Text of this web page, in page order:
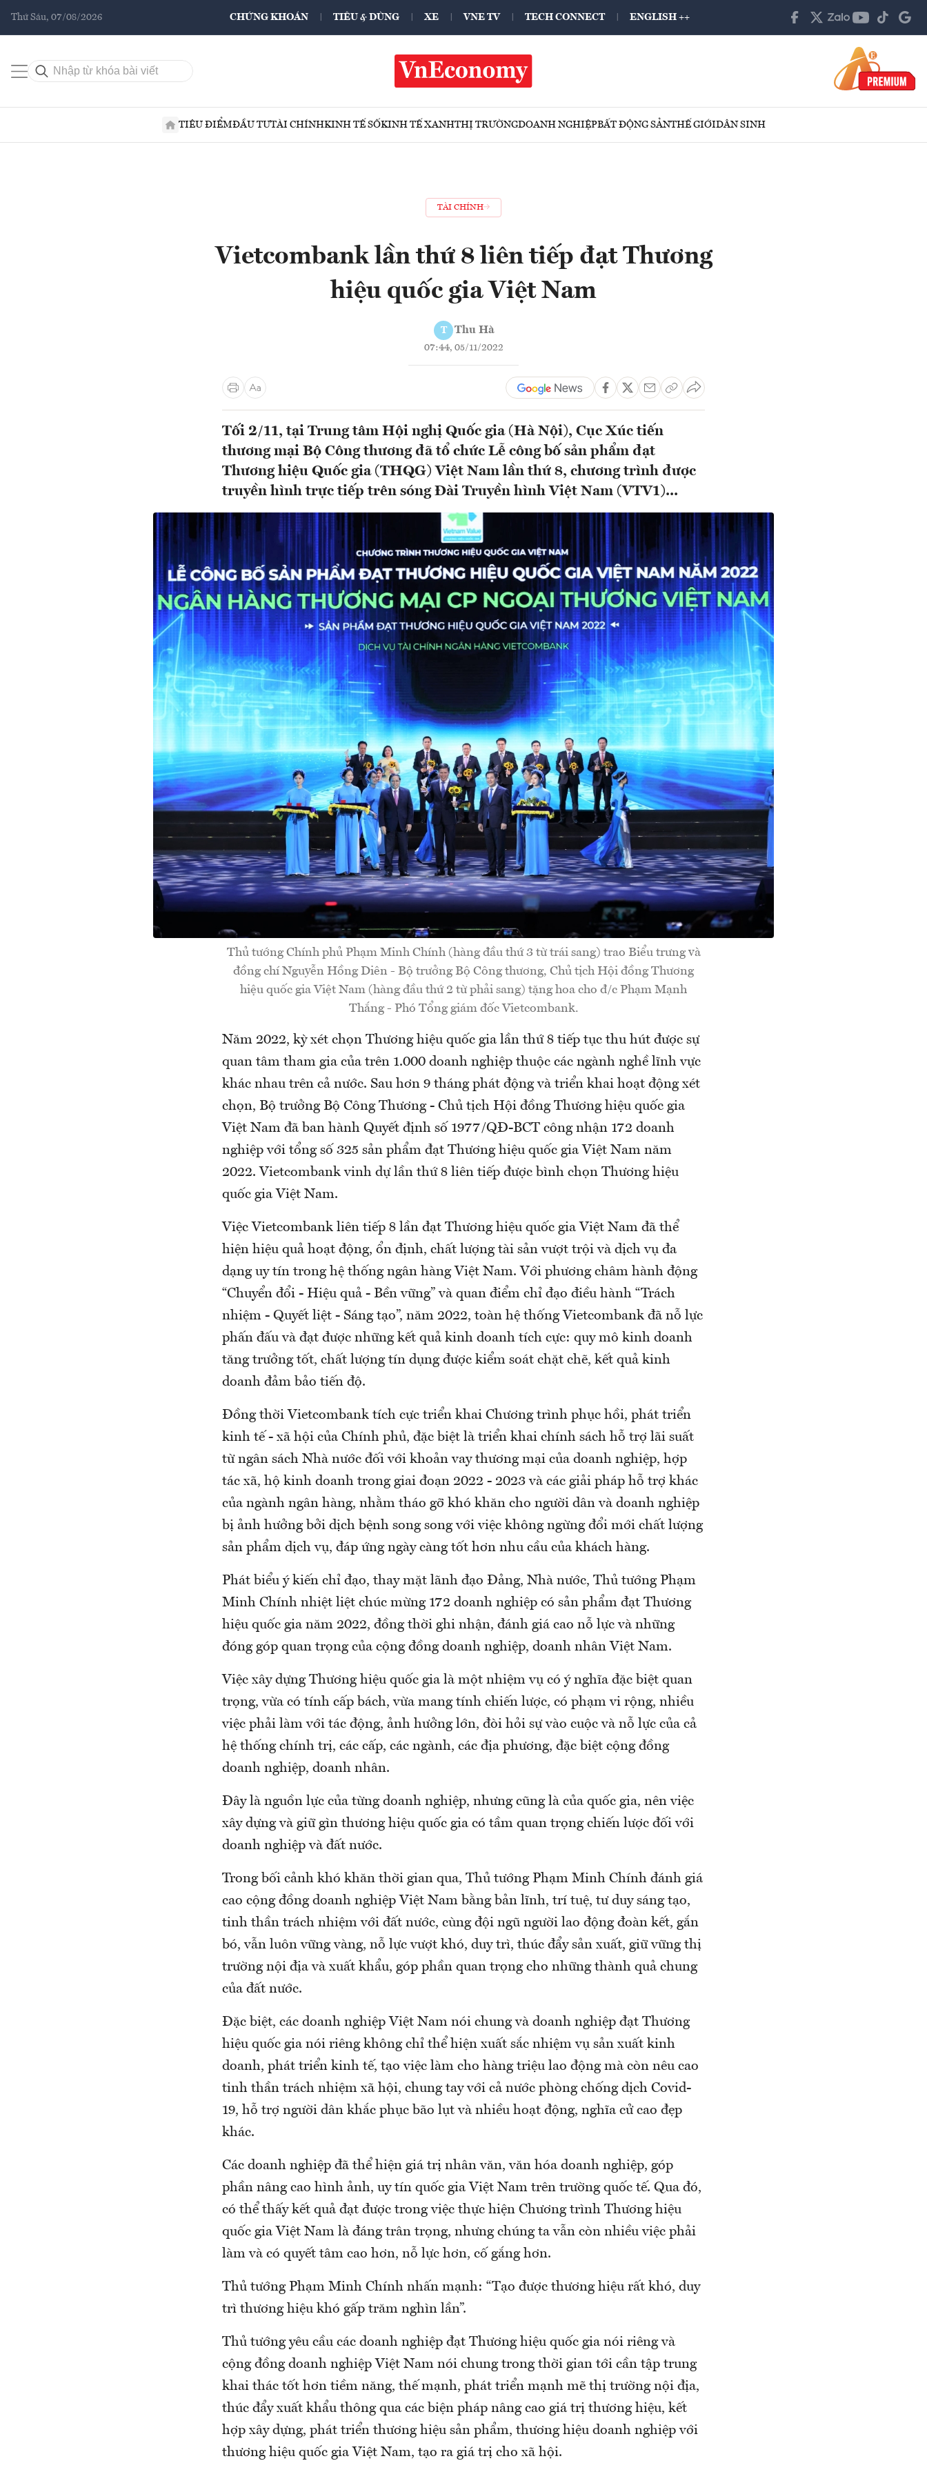
Thứ Sáu, 07/08/2026 CHỨNG KHOÁN TIÊU & DÙNG XE VNE TV TECH CONNECT ENGLISH ++
TIÊU ĐIỂMĐẦU TƯTÀI CHÍNHKINH TẾ SỐKINH TẾ XANHTHỊ TRƯỜNGDOANH NGHIỆPBẤT ĐỘNG SẢNTHẾ GIỚIDÂN SINH
TÀI CHÍNH
Vietcombank lần thứ 8 liên tiếp đạt Thương
hiệu quốc gia Việt Nam
T Thu Hà
07:44, 05/11/2022
Tối 2/11, tại Trung tâm Hội nghị Quốc gia (Hà Nội), Cục Xúc tiến
thương mại Bộ Công thương đã tổ chức Lễ công bố sản phẩm đạt
Thương hiệu Quốc gia (THQG) Việt Nam lần thứ 8, chương trình được
truyền hình trực tiếp trên sóng Đài Truyền hình Việt Nam (VTV1)...
Thủ tướng Chính phủ Phạm Minh Chính (hàng đầu thứ 3 từ trái sang) trao Biểu trưng và
đồng chí Nguyễn Hồng Diên - Bộ trưởng Bộ Công thương, Chủ tịch Hội đồng Thương
hiệu quốc gia Việt Nam (hàng đầu thứ 2 từ phải sang) tặng hoa cho đ/c Phạm Mạnh
Thắng - Phó Tổng giám đốc Vietcombank.
Năm 2022, kỳ xét chọn Thương hiệu quốc gia lần thứ 8 tiếp tục thu hút được sự
quan tâm tham gia của trên 1.000 doanh nghiệp thuộc các ngành nghề lĩnh vực
khác nhau trên cả nước. Sau hơn 9 tháng phát động và triển khai hoạt động xét
chọn, Bộ trưởng Bộ Công Thương - Chủ tịch Hội đồng Thương hiệu quốc gia
Việt Nam đã ban hành Quyết định số 1977/QĐ-BCT công nhận 172 doanh
nghiệp với tổng số 325 sản phẩm đạt Thương hiệu quốc gia Việt Nam năm
2022. Vietcombank vinh dự lần thứ 8 liên tiếp được bình chọn Thương hiệu
quốc gia Việt Nam.
Việc Vietcombank liên tiếp 8 lần đạt Thương hiệu quốc gia Việt Nam đã thể
hiện hiệu quả hoạt động, ổn định, chất lượng tài sản vượt trội và dịch vụ đa
dạng uy tín trong hệ thống ngân hàng Việt Nam. Với phương châm hành động
“Chuyển đổi - Hiệu quả - Bền vững” và quan điểm chỉ đạo điều hành “Trách
nhiệm - Quyết liệt - Sáng tạo”, năm 2022, toàn hệ thống Vietcombank đã nỗ lực
phấn đấu và đạt được những kết quả kinh doanh tích cực: quy mô kinh doanh
tăng trưởng tốt, chất lượng tín dụng được kiểm soát chặt chẽ, kết quả kinh
doanh đảm bảo tiến độ.
Đồng thời Vietcombank tích cực triển khai Chương trình phục hồi, phát triển
kinh tế - xã hội của Chính phủ, đặc biệt là triển khai chính sách hỗ trợ lãi suất
từ ngân sách Nhà nước đối với khoản vay thương mại của doanh nghiệp, hợp
tác xã, hộ kinh doanh trong giai đoạn 2022 - 2023 và các giải pháp hỗ trợ khác
của ngành ngân hàng, nhằm tháo gỡ khó khăn cho người dân và doanh nghiệp
bị ảnh hưởng bởi dịch bệnh song song với việc không ngừng đổi mới chất lượng
sản phẩm dịch vụ, đáp ứng ngày càng tốt hơn nhu cầu của khách hàng.
Phát biểu ý kiến chỉ đạo, thay mặt lãnh đạo Đảng, Nhà nước, Thủ tướng Phạm
Minh Chính nhiệt liệt chúc mừng 172 doanh nghiệp có sản phẩm đạt Thương
hiệu quốc gia năm 2022, đồng thời ghi nhận, đánh giá cao nỗ lực và những
đóng góp quan trọng của cộng đồng doanh nghiệp, doanh nhân Việt Nam.
Việc xây dựng Thương hiệu quốc gia là một nhiệm vụ có ý nghĩa đặc biệt quan
trọng, vừa có tính cấp bách, vừa mang tính chiến lược, có phạm vi rộng, nhiều
việc phải làm với tác động, ảnh hưởng lớn, đòi hỏi sự vào cuộc và nỗ lực của cả
hệ thống chính trị, các cấp, các ngành, các địa phương, đặc biệt cộng đồng
doanh nghiệp, doanh nhân.
Đây là nguồn lực của từng doanh nghiệp, nhưng cũng là của quốc gia, nên việc
xây dựng và giữ gìn thương hiệu quốc gia có tầm quan trọng chiến lược đối với
doanh nghiệp và đất nước.
Trong bối cảnh khó khăn thời gian qua, Thủ tướng Phạm Minh Chính đánh giá
cao cộng đồng doanh nghiệp Việt Nam bằng bản lĩnh, trí tuệ, tư duy sáng tạo,
tinh thần trách nhiệm với đất nước, cùng đội ngũ người lao động đoàn kết, gắn
bó, vẫn luôn vững vàng, nỗ lực vượt khó, duy trì, thúc đẩy sản xuất, giữ vững thị
trường nội địa và xuất khẩu, góp phần quan trọng cho những thành quả chung
của đất nước.
Đặc biệt, các doanh nghiệp Việt Nam nói chung và doanh nghiệp đạt Thương
hiệu quốc gia nói riêng không chỉ thể hiện xuất sắc nhiệm vụ sản xuất kinh
doanh, phát triển kinh tế, tạo việc làm cho hàng triệu lao động mà còn nêu cao
tinh thần trách nhiệm xã hội, chung tay với cả nước phòng chống dịch Covid-
19, hỗ trợ người dân khắc phục bão lụt và nhiều hoạt động, nghĩa cử cao đẹp
khác.
Các doanh nghiệp đã thể hiện giá trị nhân văn, văn hóa doanh nghiệp, góp
phần nâng cao hình ảnh, uy tín quốc gia Việt Nam trên trường quốc tế. Qua đó,
có thể thấy kết quả đạt được trong việc thực hiện Chương trình Thương hiệu
quốc gia Việt Nam là đáng trân trọng, nhưng chúng ta vẫn còn nhiều việc phải
làm và có quyết tâm cao hơn, nỗ lực hơn, cố gắng hơn.
Thủ tướng Phạm Minh Chính nhấn mạnh: “Tạo được thương hiệu rất khó, duy
trì thương hiệu khó gấp trăm nghìn lần”.
Thủ tướng yêu cầu các doanh nghiệp đạt Thương hiệu quốc gia nói riêng và
cộng đồng doanh nghiệp Việt Nam nói chung trong thời gian tới cần tập trung
khai thác tốt hơn tiềm năng, thế mạnh, phát triển mạnh mẽ thị trường nội địa,
thúc đẩy xuất khẩu thông qua các biện pháp nâng cao giá trị thương hiệu, kết
hợp xây dựng, phát triển thương hiệu sản phẩm, thương hiệu doanh nghiệp với
thương hiệu quốc gia Việt Nam, tạo ra giá trị cho xã hội.